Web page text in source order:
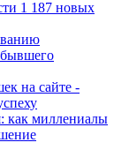
1 187 новых
на сайте -
как миллениалы